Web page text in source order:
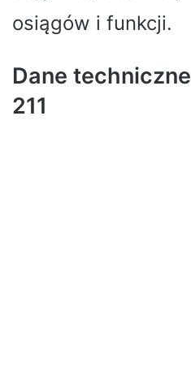
osiągów i funkcji.
Dane
211